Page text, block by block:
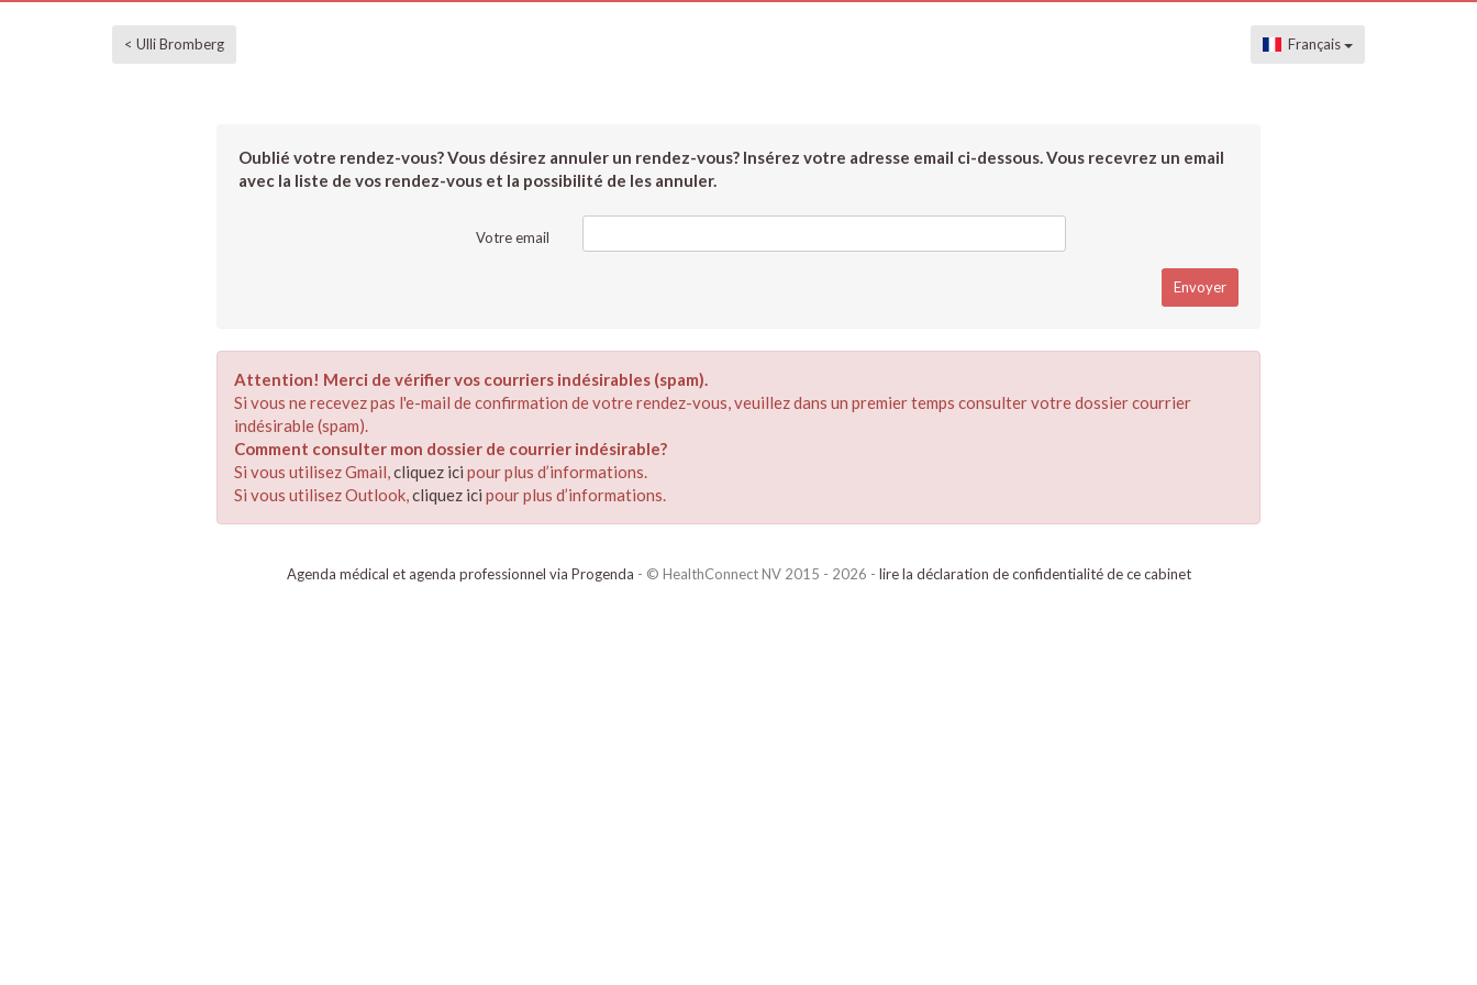
< Ulli Bromberg Français
Oublié votre rendez-vous? Vous désirez annuler un rendez-vous? Insérez votre adresse email ci-dessous. Vous recevrez un email
avec la liste de vos rendez-vous et la possibilité de les annuler.
Votre email
Attention! Merci de vérifier vos courriers indésirables (spam).
Si vous ne recevez pas l'e-mail de confirmation de votre rendez-vous, veuillez dans un premier temps consulter votre dossier courrier
indésirable (spam).
Comment consulter mon dossier de courrier indésirable?
Si vous utilisez Gmail,cliquez ici pour plus d’informations.
Si vous utilisez Outlook,cliquez ici pour plus d’informations.
Agenda médical et agenda professionnel via Progenda - © HealthConnect NV 2015 - 2026 - lire la déclaration de confidentialité de ce cabinet